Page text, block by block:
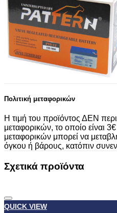
Πολιτική μεταφορικών
Η τιμή του προϊόντος ΔΕΝ
μεταφορικών, το οποίο είναι
μεταφορικών μπορεί να
όγκου ή βάρους, κατόπιν
Σχετικά προϊόντα
QUICK VIEW